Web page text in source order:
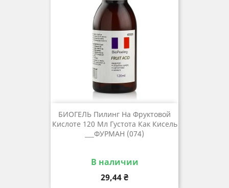
БИОГЕЛЬ Пилинг На Фруктовой
Кислоте 120 Мл Густота Как Кисель
___ФУРМАН (074)
В наличии
Цена
29,44 ₴